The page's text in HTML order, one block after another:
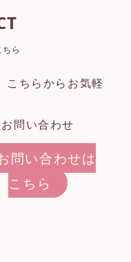
ら
こちらからお気軽
お問い合わせ
問い合わせは
こちら